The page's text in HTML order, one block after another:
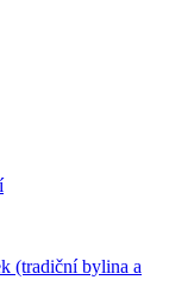
(tradiční bylina a